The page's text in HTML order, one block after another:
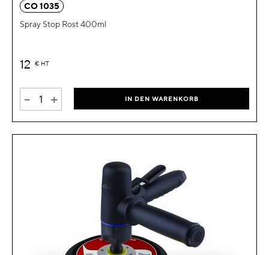
CO 1035
Spray Stop Rost 400ml
12 € HT
- + IN DEN WARENKORB